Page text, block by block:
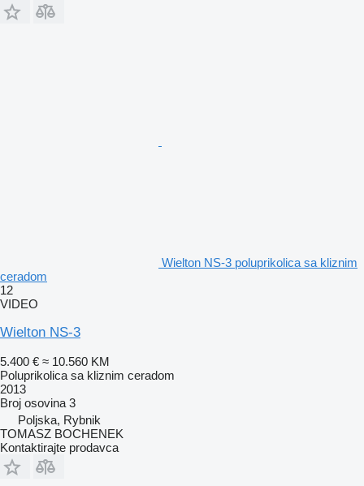
Wielton NS-3 poluprikolica sa kliznim
ceradom
12
VIDEO
Wielton NS-3
5.400 € ≈ 10.560 KM
Poluprikolica sa kliznim ceradom
2013
Broj osovina 3
Poljska, Rybnik
TOMASZ BOCHENEK
Kontaktirajte prodavca